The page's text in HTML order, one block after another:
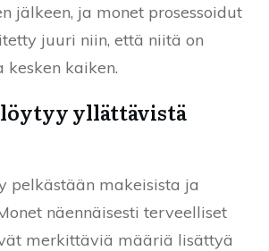
jälkeen, ja monet prosessoidut
juuri niin, että niitä on
kaiken.
yllättävistä
pelkästään makeisista ja
näennäisesti terveelliset
merkittäviä määriä lisättyä